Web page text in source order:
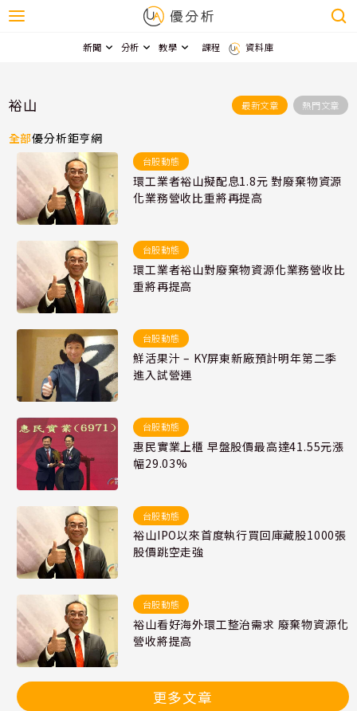
新聞 分析 教學 課程 資料庫
裕山 最新文章 熱門文章
全部優分析鉅亨網
台股動態
環工業者裕山擬配息1.8元 對廢棄物資源
化業務營收比重將再提高
台股動態
環工業者裕山對廢棄物資源化業務營收比
重將再提高
台股動態
鮮活果汁 – KY屏東新廠預計明年第二季
進入試營運
台股動態
惠民實業上櫃 早盤股價最高達41.55元漲
幅29.03%
台股動態
裕山IPO以來首度執行買回庫藏股1000張
股價跳空走強
台股動態
裕山看好海外環工整治需求 廢棄物資源化
營收將提高
更多文章